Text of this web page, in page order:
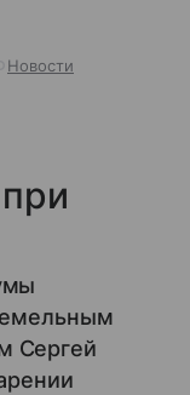
Новости
Сергей